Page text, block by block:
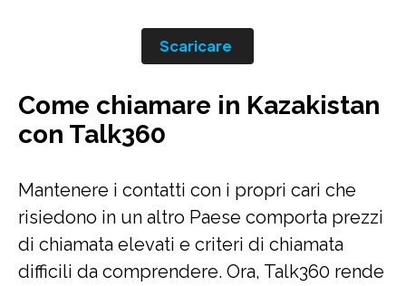
Scaricare
Come chiamare in Kazakistan
con Talk360
Mantenere i contatti con i propri cari che
risiedono in un altro Paese comporta prezzi
di chiamata elevati e criteri di chiamata
difficili da comprendere. Ora, Talk360 rende